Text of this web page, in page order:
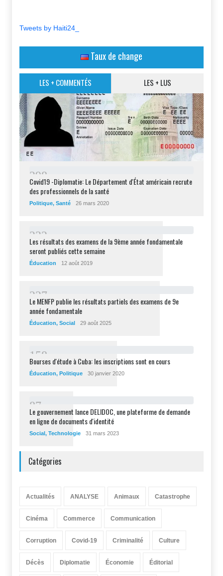
Tweets by Haiti24_
Taux de change
LES + COMMENTÉS LES + LUS
298
Covid19 -Diplomatie: Le Département d'État américain recrute
des professionnels de la santé
Politique, Santé 26 mars 2020
232
Les résultats des examens de la 9ème année fondamentale
seront publiés cette semaine
Éducation 12 août 2019
227
Le MENFP publie les résultats partiels des examens de 9e
année fondamentale
Éducation, Social 29 août 2025
1 58
Bourses d'étude à Cuba: les inscriptions sont en cours
Éducation, Politique 30 janvier 2020
87
Le gouvernement lance DELIDOC, une plateforme de demande
en ligne de documents d'identité
Social, Technologie 31 mars 2023
Catégories
Actualités ANALYSE Animaux Catastrophe
Cinéma Commerce Communication
Corruption Covid-19 Criminalité Culture
Décès Diplomatie Économie Éditorial